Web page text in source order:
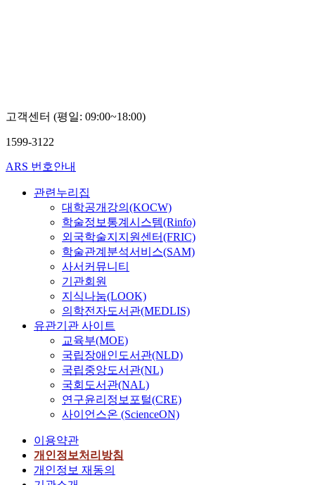
고객센터 (평일: 09:00~18:00)
1599-3122
ARS 번호안내
관련누리집
대학공개강의(KOCW)
학술정보통계시스템(Rinfo)
외국학술지지원센터(FRIC)
학술관계분석서비스(SAM)
사서커뮤니티
기관회원
지식나눔(LOOK)
의학전자도서관(MEDLIS)
유관기관 사이트
교육부(MOE)
국립장애인도서관(NLD)
국립중앙도서관(NL)
국회도서관(NAL)
연구윤리정보포털(CRE)
사이언스온 (ScienceON)
이용약관
개인정보처리방침
개인정보 재동의